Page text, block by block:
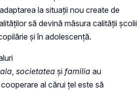
la situații nou create de
să devină măsura calității școlii
și în adolescență.
societatea și familia au
al cărui țel este să